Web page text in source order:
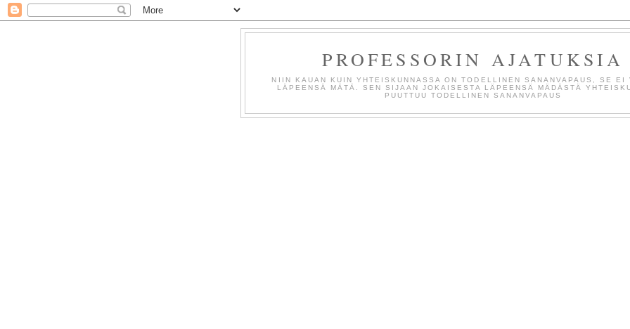
PROFESSORIN AJATUKSIA
NIIN KAUAN KUIN YHTEISKUNNASSA ON TODELLINEN SANANVAPAUS, SE EI
LÄPEENSÄ MÄTÄ. SEN SIJAAN JOKAISESTA LÄPEENSÄ MÄDÄSTÄ
PUUTTUU TODELLINEN SANANVAPAUS